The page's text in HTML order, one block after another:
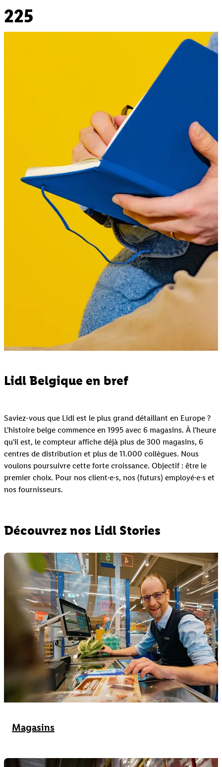
225
Lidl Belgique en bref
Saviez-vous que Lidl est le plus grand détaillant en Europe ?
L'histoire belge commence en 1995 avec 6 magasins. À l'heure
qu'il est, le compteur affiche déjà plus de 300 magasins, 6
centres de distribution et plus de 11.000 collègues. Nous
voulons poursuivre cette forte croissance. Objectif : être le
premier choix. Pour nos client·e·s, nos (futurs) employé·e·s et
nos fournisseurs.
Découvrez nos Lidl Stories
Magasins